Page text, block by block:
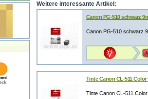
Weitere interessante Artikel:
Canon PG-510 schwarz
Canon PG-510 schwarz
Tinte Canon CL-511 Color
Tinte Canon CL-511